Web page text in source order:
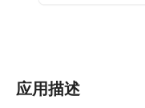
应用描述